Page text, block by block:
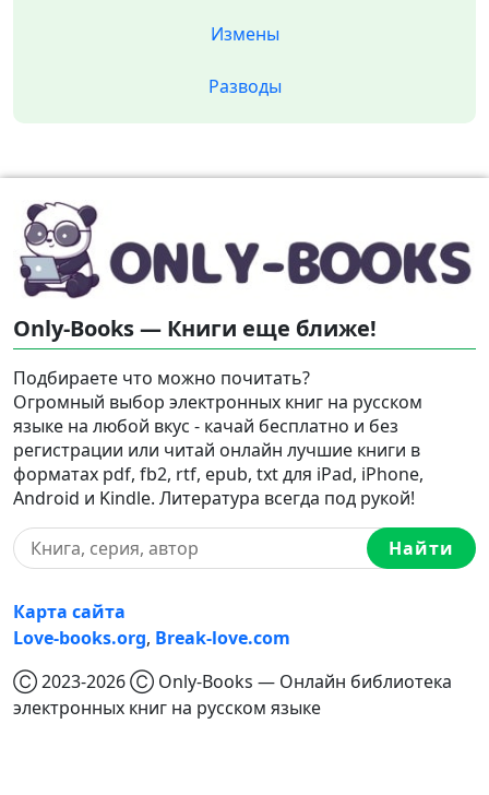
Измены
Разводы
Only-Books — Книги еще ближе!
Подбираете что можно почитать?
Огромный выбор электронных книг на русском
языке на любой вкус - качай бесплатно и без
регистрации или читай онлайн лучшие книги в
форматах pdf, fb2, rtf, epub, txt для iPad, iPhone,
Android и Kindle. Литература всегда под рукой!
Найти
Карта сайта
Love-books.org, Break-love.com
Ⓒ 2023-2026 Ⓒ Only-Books — Онлайн библиотека
электронных книг на русском языке